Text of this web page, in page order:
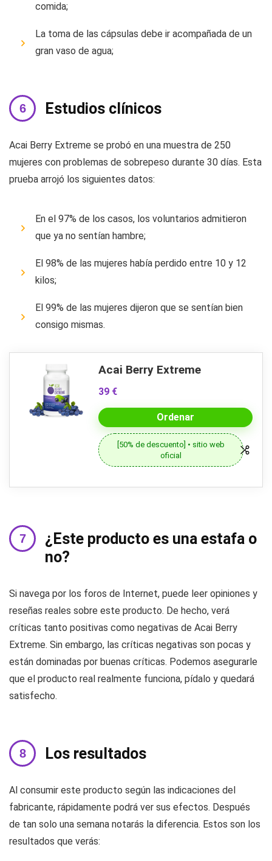
comida;
La toma de las cápsulas debe ir acompañada de un
gran vaso de agua;
Estudios clínicos
Acai Berry Extreme se probó en una muestra de 250
mujeres con problemas de sobrepeso durante 30 días. Esta
prueba arrojó los siguientes datos:
En el 97% de los casos, los voluntarios admitieron
que ya no sentían hambre;
El 98% de las mujeres había perdido entre 10 y 12
kilos;
El 99% de las mujeres dijeron que se sentían bien
consigo mismas.
Acai Berry Extreme
39 €
Ordenar
[50% de descuento] • sitio web
oficial
¿Este producto es una estafa o
no?
Si navega por los foros de Internet, puede leer opiniones y
reseñas reales sobre este producto. De hecho, verá
críticas tanto positivas como negativas de Acai Berry
Extreme. Sin embargo, las críticas negativas son pocas y
están dominadas por buenas críticas. Podemos asegurarle
que el producto real realmente funciona, pídalo y quedará
satisfecho.
Los resultados
Al consumir este producto según las indicaciones del
fabricante, rápidamente podrá ver sus efectos. Después
de tan solo una semana notarás la diferencia. Estos son los
resultados que verás: